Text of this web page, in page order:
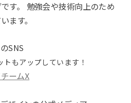
す。 勉強会や技術向上のため
ます。
SNS
もアップしています！
ームX